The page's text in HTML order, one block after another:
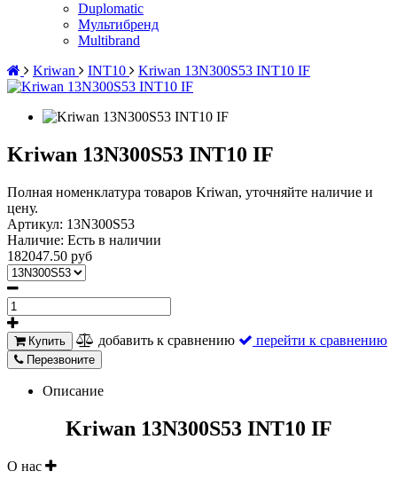
Duplomatic
Мультибренд
Multibrand
Kriwan
INT10 Kriwan 13N300S53 INT10 IF
Kriwan 13N300S53 INT10 IF
Полная номенклатура товаров Kriwan, уточняйте наличие и
цену.
Артикул: 13N300S53
Наличие: Есть в наличии
182047.50 руб
Купить добавить к сравнению перейти к сравнению
Перезвоните
Описание
Kriwan 13N300S53 INT10 IF
О нас